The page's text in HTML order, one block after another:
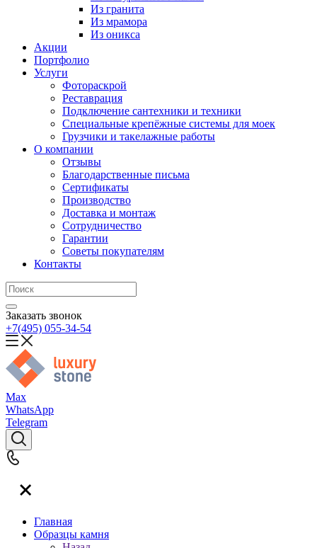
Из гранита
Из мрамора
Из оникса
Акции
Портфолио
Услуги
Фотораскрой
Реставрация
Подключение сантехники и техники
Специальные крепёжные системы для моек
Грузчики и такелажные работы
О компании
Отзывы
Благодарственные письма
Сертификаты
Производство
Доставка и монтаж
Сотрудничество
Гарантии
Советы покупателям
Контакты
Заказать звонок
+7(495) 055-34-54
Max
WhatsApp
Telegram
Главная
Образцы камня